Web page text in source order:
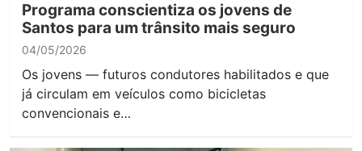
Programa conscientiza os jovens de
Santos para um trânsito mais seguro
04/05/2026
Os jovens — futuros condutores habilitados e que
já circulam em veículos como bicicletas
convencionais e…